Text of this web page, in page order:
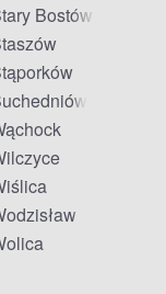
Bostów